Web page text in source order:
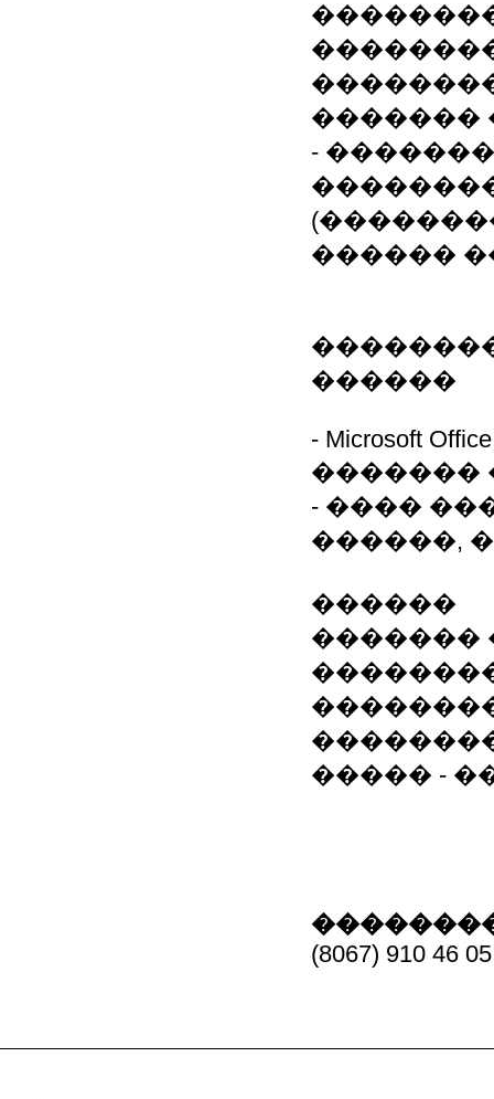
�������
-
������
������
- Microsoft
�������
- ����
������,
������
�������
����� -
(8067) 910 46 05